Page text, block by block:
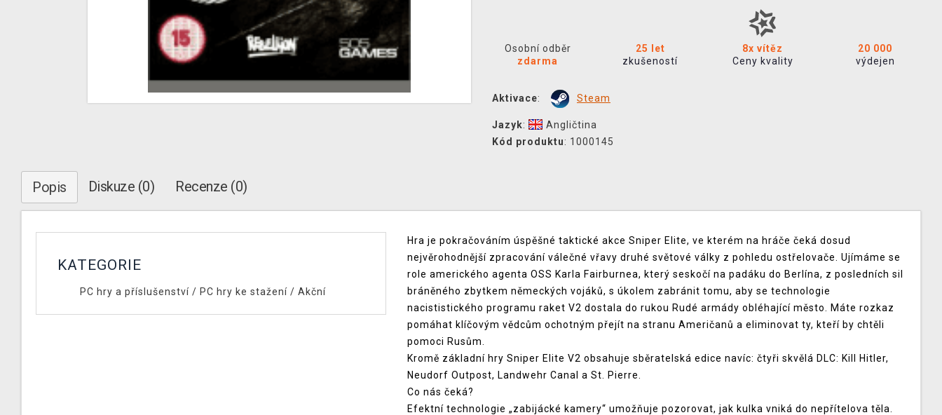
Osobní odběr
zdarma
25 let
zkušeností
8x vítěz
Ceny kvality
20 000
výdejen
Aktivace: Steam
Jazyk:
Angličtina
Kód produktu: 1000145
Popis Diskuze (0) Recenze (0)
KATEGORIE
PC hry a příslušenství/ PC hry ke stažení/ Akční
Hra je pokračováním úspěšné taktické akce Sniper Elite, ve kterém na hráče čeká dosud
nejvěrohodnější zpracování válečné vřavy druhé světové války z pohledu ostřelovače. Ujímáme se
role amerického agenta OSS Karla Fairburnea, který seskočí na padáku do Berlína, z posledních sil
bráněného zbytkem německých vojáků, s úkolem zabránit tomu, aby se technologie
nacististického programu raket V2 dostala do rukou Rudé armády obléhající město. Máte rozkaz
pomáhat klíčovým vědcům ochotným přejít na stranu Američanů a eliminovat ty, kteří by chtěli
pomoci Rusům.
Kromě základní hry Sniper Elite V2 obsahuje sběratelská edice navíc: čtyři skvělá DLC: Kill Hitler,
Neudorf Outpost, Landwehr Canal a St. Pierre.
Co nás čeká?
Efektní technologie „zabijácké kamery“ umožňuje pozorovat, jak kulka vniká do nepřítelova těla.